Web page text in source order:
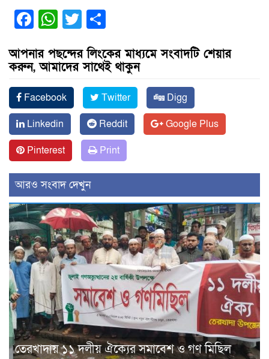
Facebook
WhatsApp
Twitter
আপনার পছন্দের লিংকের মাধ্যমে সংবাদটি শেয়ার
করুন, আমাদের সাথেই থাকুন
Facebook Twitter
Digg
Linkedin
Reddit
Google Plus
Pinterest
Print
আরও সংবাদ দেখুন
তেরখাদায় ১১ দলীয় ঐক্যের সমাবেশ ও গণ মিছিল